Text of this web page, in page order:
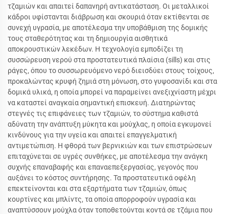
τζαμιών και απαιτεί δαπανηρή αντικατάσταση. Οι μεταλλικοί
κάδροι υφίστανται διάβρωση και σκουριά όταν εκτίθενται σε
συνεχή υγρασία, με αποτέλεσμα την υποβάθμιση της δομικής
τους σταθερότητας και τη δημιουργία αισθητικά
αποκρουστικών λεκέδων. Η τεχνολογία εμποδίζει τη
συσσώρευση νερού στα προστατευτικά πλαίσια (sills) και στις
ράγες, όπου το συσσωρευόμενο νερό διεισδύει στους τοίχους,
προκαλώντας κρυφή ζημιά στη μόνωση, στο γυψοσανίδι και στα
δομικά υλικά, η οποία μπορεί να παραμείνει ανεξιχνίαστη μέχρι
να καταστεί αναγκαία σημαντική επισκευή. Διατηρώντας
στεγνές τις επιφάνειες των τζαμιών, το σύστημα καθιστά
αδύνατη την ανάπτυξη μύκητα και μούχλας, η οποία εγκυμονεί
κινδύνους για την υγεία και απαιτεί επαγγελματική
αντιμετώπιση. Η φθορά των βερνικιών και των επιστρώσεων
επιταχύνεται σε υγρές συνθήκες, με αποτέλεσμα την ανάγκη
συχνής επαναβαφής και επαναεπεξεργασίας, γεγονός που
αυξάνει το κόστος συντήρησης. Τα προστατευτικά οφέλη
επεκτείνονται και στα εξαρτήματα των τζαμιών, όπως
κουρτίνες και μπλίντς, τα οποία απορροφούν υγρασία και
αναπτύσσουν μούχλα όταν τοποθετούνται κοντά σε τζάμια που